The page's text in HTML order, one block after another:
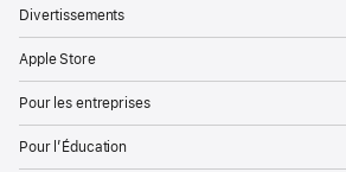
Divertissements
Apple Store
Pour les entreprises
Pour l’Éducation